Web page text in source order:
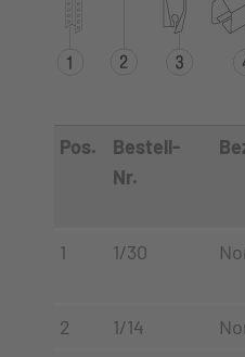
Pos.
Bestell-
Nr.
1
1/30
2 1/14